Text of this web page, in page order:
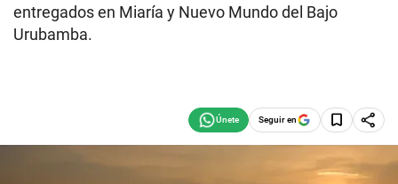
entregados en Miaría y Nuevo Mundo del Bajo
Urubamba.
Seguir en